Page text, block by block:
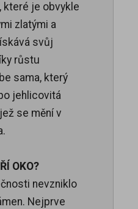
které je obvykle
zlatými a
svůj
růstu
sama, který
jehlicovitá
se mění v
OKO?
nevzniklo
Nejprve